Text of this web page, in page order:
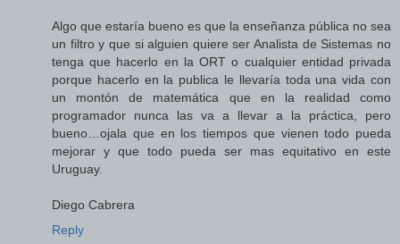
Algo que estaría bueno es que la enseñanza pública no sea
un filtro y que si alguien quiere ser Analista de Sistemas no
tenga que hacerlo en la ORT o cualquier entidad privada
porque hacerlo en la publica le llevaría toda una vida con
un montón de matemática que en la realidad como
programador nunca las va a llevar a la práctica, pero
bueno…ojala que en los tiempos que vienen todo pueda
mejorar y que todo pueda ser mas equitativo en este
Uruguay.
Diego Cabrera
Reply